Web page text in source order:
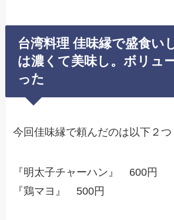
台湾料理 佳味縁で盛食い
は濃くて美味し。ボリュ
った
今回佳味縁で頼んだのは以下２つ
『明太子チャーハン』 600円
『鶏マヨ』 500円